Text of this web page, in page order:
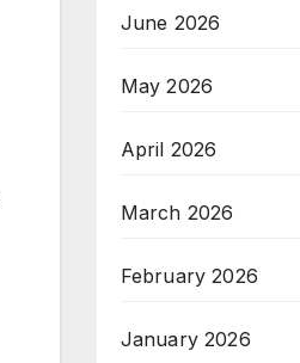
June 2026
May 2026
April 2026
March 2026
February 2026
January 2026